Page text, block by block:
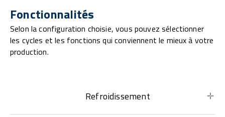
Fonctionnalités
Selon la configuration choisie, vous pouvez sélectionner
les cycles et les fonctions qui conviennent le mieux à votre
production.
Refroidissement